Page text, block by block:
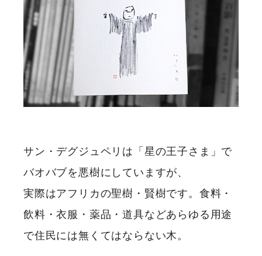
サン・デグジュペリは「星の王子さま」で
バオバブを悪樹にしていますが、
実際はアフリカの聖樹・賢樹です。食料・
飲料・衣服・薬品・道具などあらゆる用途
で住民には無くてはならない木。